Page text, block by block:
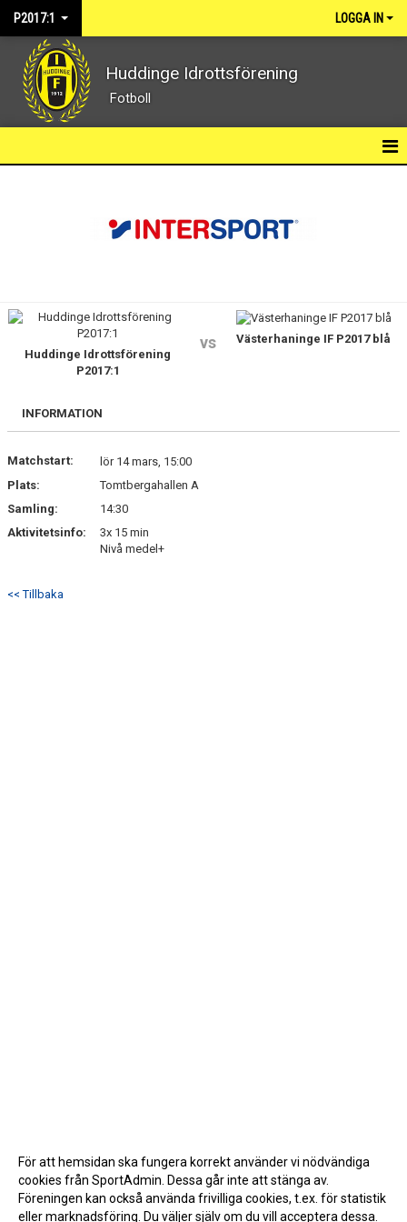
P2017:1 LOGGA IN
Huddinge Idrottsförening
Fotboll
Huddinge Idrottsförening
P2017:1
vs Västerhaninge IF P2017 blå
INFORMATION
Matchstart:
lör 14 mars, 15:00
Plats:
Tomtbergahallen A
Samling:
14:30
Aktivitetsinfo:
3x 15 min
Nivå medel+
<< Tillbaka
För att hemsidan ska fungera korrekt använder vi nödvändiga
cookies från SportAdmin. Dessa går inte att stänga av.
Föreningen kan också använda frivilliga cookies, t.ex. för statistik
eller marknadsföring. Du väljer själv om du vill acceptera dessa.